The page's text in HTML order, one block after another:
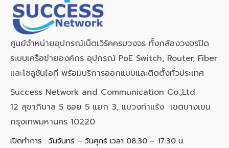
ศูนย์จำหน่ายอุปกรณ์เน็ตเวิร์คครบวงจร ทั้งกล้องวงจรปิด
ระบบเครือข่ายองค์กร อุปกรณ์ PoE Switch, Router, Fiber
และโซลูชันไอที พร้อมบริการออกแบบและติดตั้งทั่วประเทศ
Success Network and Communication Co.,Ltd.
12 สุขาภิบาล 5 ซอย 5 แยก 3, แขวงท่าแร้ง เขตบางเขน
กรุงเทพมหานคร 10220
เปิดทำการ : วันจันทร์ – วันศุกร์ เวลา 08:30 – 17:30 น.